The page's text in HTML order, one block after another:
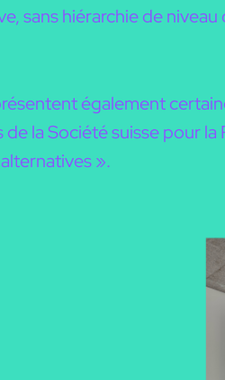
sans hiérarchie de
également
la Société suisse pour
».